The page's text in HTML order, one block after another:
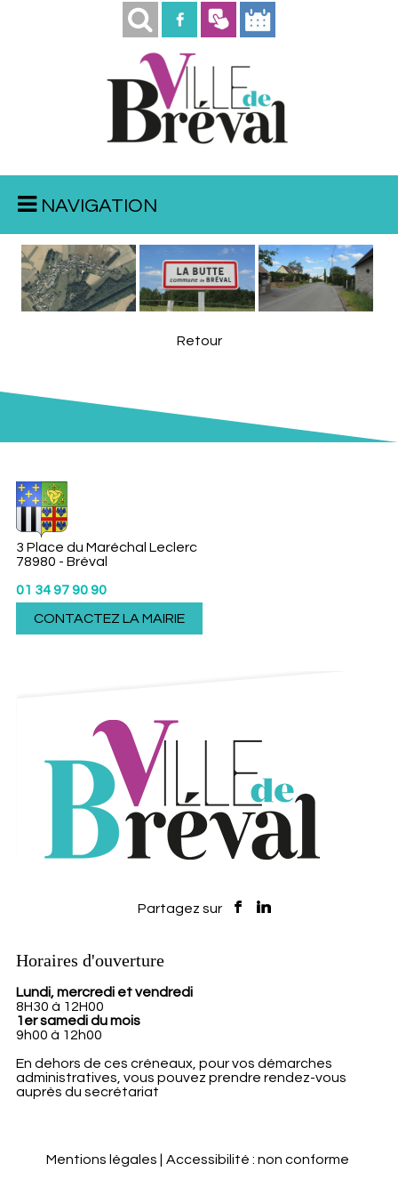
NAVIGATION
Retour
3 Place du Maréchal Leclerc
78980 - Bréval
01 34 97 90 90
CONTACTEZ LA MAIRIE
Horaires d'ouverture
Lundi, mercredi et vendredi
8H30 à 12H00
1er samedi du mois
9h00 à 12h00
En dehors de ces créneaux, pour vos démarches
administratives, vous pouvez prendre rendez-vous
auprès du secrétariat
Mentions légales Accessibilité : non conforme